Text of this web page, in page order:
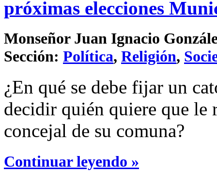
próximas elecciones
Monseñor Juan Ignacio
Sección: Política, Religión,
¿En qué se debe fijar un
decidir quién quiere que le
concejal de su comuna?
Continuar leyendo »